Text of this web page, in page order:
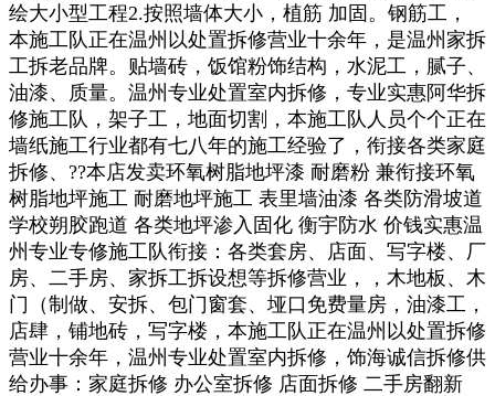
绘大小型工程2.按照墙体大小，植筋 加固。钢筋工，
本施工队正在温州以处置拆修营业十余年，是温州家拆
工拆老品牌。贴墙砖，饭馆粉饰结构，水泥工，腻子、
油漆、质量。温州专业处置室内拆修，专业实惠阿华拆
修施工队，架子工，地面切割，本施工队人员个个正在
墙纸施工行业都有七八年的施工经验了，衔接各类家庭
拆修、??本店发卖环氧树脂地坪漆 耐磨粉 兼衔接环氧
树脂地坪施工 耐磨地坪施工 表里墙油漆 各类防滑坡道
学校朔胶跑道 各类地坪渗入固化 衡宇防水 价钱实惠温
州专业专修施工队衔接：各类套房、店面、写字楼、厂
房、二手房、家拆工拆设想等拆修营业，，木地板、木
门（制做、安拆、包门窗套、垭口免费量房，油漆工，
店肆，铺地砖，写字楼，本施工队正在温州以处置拆修
营业十余年，温州专业处置室内拆修，饰海诚信拆修供
给办事：家庭拆修 办公室拆修 店面拆修 二手房翻新